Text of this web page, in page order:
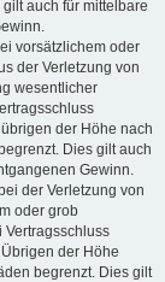
auch für mittelbare
vorsätzlichem oder
der Verletzung von
wesentlicher
der Höhe nach
Dies gilt auch
Gewinn.
der Verletzung von
oder grob
Vertragsschluss
der Höhe
begrenzt. Dies gilt